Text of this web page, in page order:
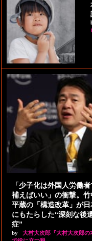
「少子化は外国人労働
補えばいい」の衝撃。竹
平蔵の「構造改革」が日
にもたらした“深刻な後
症”
by
大村大次郎『大村大次郎の